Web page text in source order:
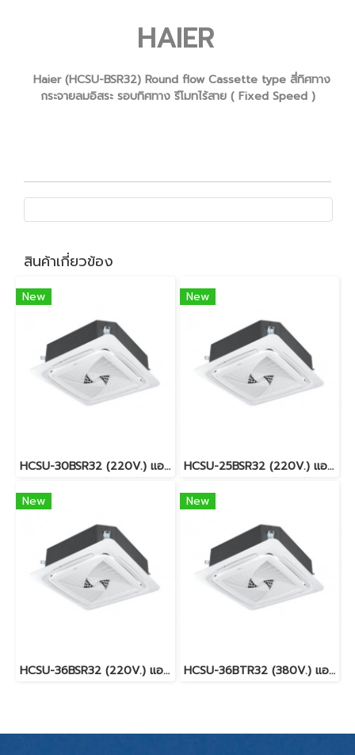
HAIER
Haier (HCSU-BSR32) Round flow Cassette type สี่ทิศทาง
กระจายลมอิสระ รอบทิศทาง รีโมทไร้สาย ( Fixed Speed )
สินค้าเกี่ยวข้อง
New
HCSU-30BSR32 (220V.) แอร์ไฮเออร์ Haier Round Flow เครื่องปรับอากาศแบบฝังใต้ฝ้า Cassette type / Fixed speed / R32 / 30,000 BTU. / ราคารวมติดตั้งและภาษีแล้ว
New
HCSU-25BSR32 (220V.) แอร์ไฮเออร์ Haier Round Flow เครื่องปรับอากาศแบบฝังใต้ฝ้า Cassette type / Fixed speed / R32 / 25,000 BTU. / ราคารวมติดตั้งและภาษีแล้ว
New
HCSU-36BSR32 (220V.) แอร์ไฮเออร์ Haier Round Flow เครื่องปรับอากาศแบบฝังใต้ฝ้า Cassette type / Fixed speed / R32 / 36,000 BTU. / ราคารวมติดตั้งและภาษีแล้ว
New
HCSU-36BTR32 (380V.) แอร์ไฮเออร์ Haier Round Flow เครื่องปรับอากาศแบบฝังใต้ฝ้า Cassette type / Fixed speed / R32 / 36,000 BTU. / ราคารวมติดตั้งและภาษีแล้ว